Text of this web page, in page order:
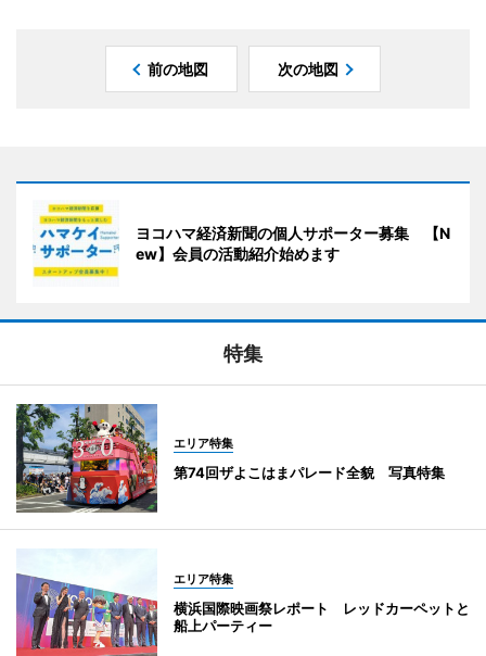
前の地図 次の地図
ヨコハマ経済新聞の個人サポーター募集 【N
ew】会員の活動紹介始めます
特集
エリア特集
第74回ザよこはまパレード全貌 写真特集
エリア特集
横浜国際映画祭レポート レッドカーペットと
船上パーティー